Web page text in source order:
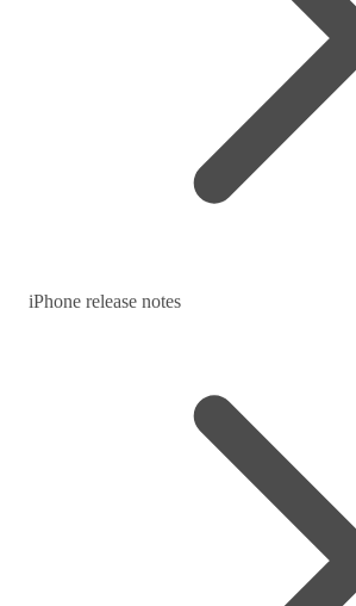
iPhone release notes